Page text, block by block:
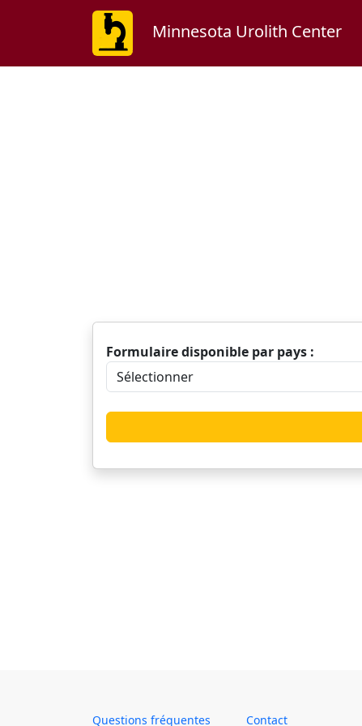
Minnesota Urolith Center
Formulaire disponible par pays :
Questions fréquentes Contact